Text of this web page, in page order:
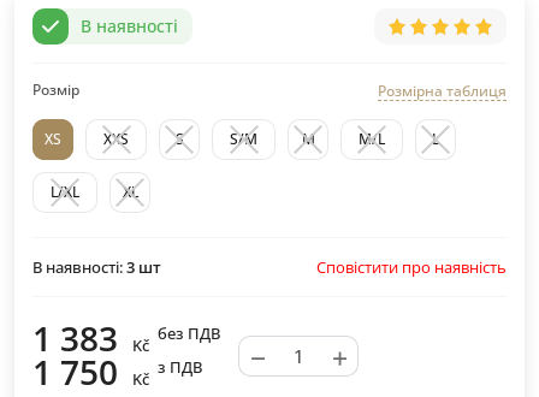
В наявності
Розмір Розмірна таблиця
XS XXS S S/M M M/L L
L/XL XL
В наявності:3 шт Сповістити про наявність
1 383 Kč
без ПДВ
1 750 Kč
з ПДВ − +